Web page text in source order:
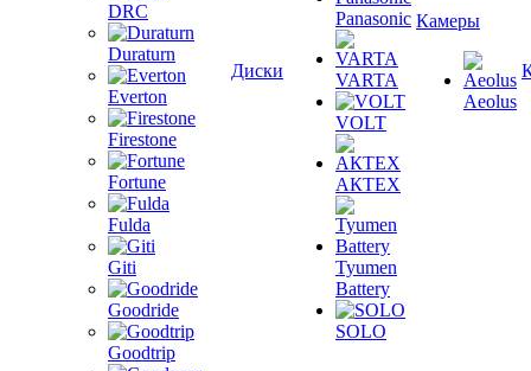
DRC
Duraturn
Everton
Firestone
Fortune
Fulda
Giti
Goodride
Goodtrip
Диски
Panasonic
VARTA
VOLT
АКТЕХ
Tyumen
Battery
SOLO
Камеры
Aeolus